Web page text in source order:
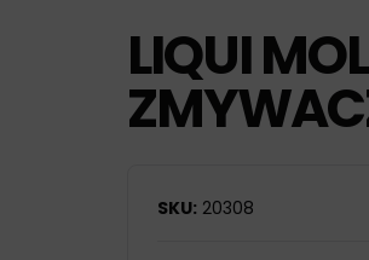
LIQUI
SKU: 20308